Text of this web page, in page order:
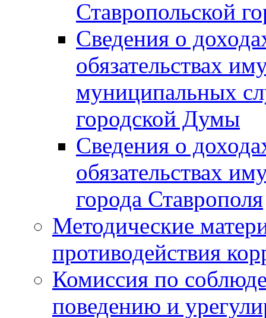
Ставропольской
Сведения о
обязательствах
муниципальных
городской Думы
Сведения о
обязательствах
города Ставрополя
Методические
противодействия
Комиссия по
поведению и